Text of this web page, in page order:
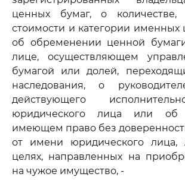
ценных бумаг, о количестве,
стоимости и категории именных
об обременении ценной
лице, осуществляющем
бумагой или долей,
наследования, о
действующего
юридического лица или
имеющем право без
от имени юридического
целях, направленных на
на чужое имущество, -